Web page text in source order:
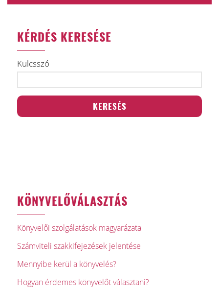
KÉRDÉS KERESÉSE
Kulcsszó
KÖNYVELŐVÁLASZTÁS
Könyvelői szolgálatások magyarázata
Számviteli szakkifejezések jelentése
Mennyibe kerül a könyvelés?
Hogyan érdemes könyvelőt választani?